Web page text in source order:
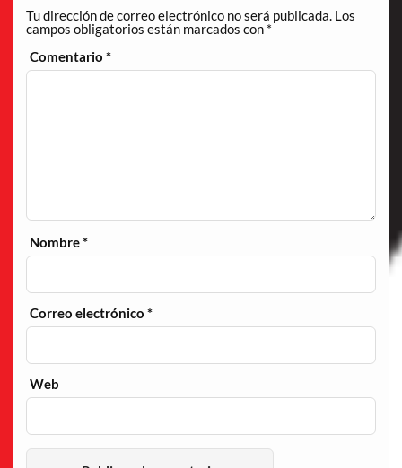
Tu dirección de correo electrónico no será publicada. Los
campos obligatorios están marcados con *
Comentario*
Nombre*
Correo electrónico*
Web